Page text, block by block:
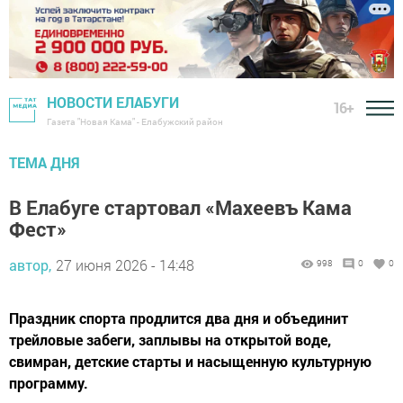
НОВОСТИ ЕЛАБУГИ
Газета "Новая Кама" - Елабужский район
16+
ТЕМА ДНЯ
В Елабуге стартовал «Махеевъ Кама
Фест»
автор, 27 июня 2026 - 14:48 998 0 0
Праздник спорта продлится два дня и объединит
трейловые забеги, заплывы на открытой воде,
свимран, детские старты и насыщенную культурную
программу.